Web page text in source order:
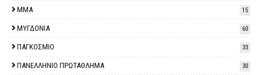
ΜΜΑ 15
ΜΥΓΔΟΝΙΑ 60
ΠΑΓΚΟΣΜΙΟ 33
ΠΑΝΕΛΛΗΝΙΟ ΠΡΩΤΑΘΛΗΜΑ 30